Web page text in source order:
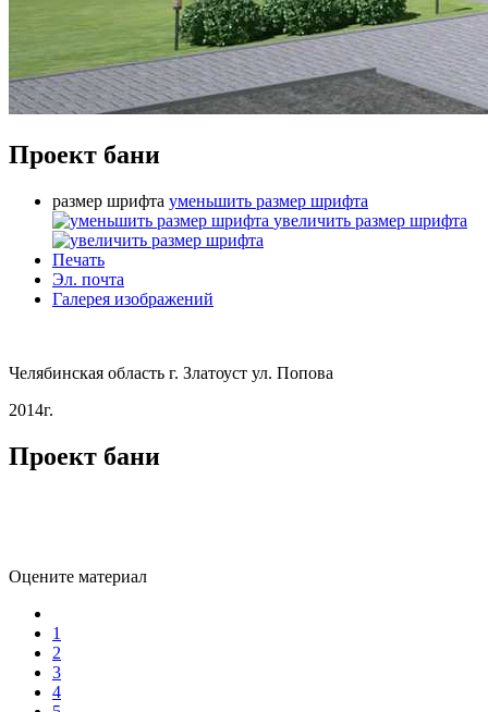
Проект бани
размер шрифта уменьшить размер шрифта
увеличить размер шрифта
Печать
Эл. почта
Галерея изображений
Челябинская область г. Златоуст ул. Попова
2014г.
Проект бани
Оцените материал
1
2
3
4